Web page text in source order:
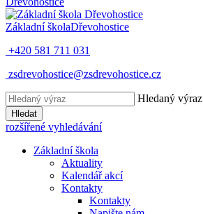
Základní školaDřevohostice
+420 581 711 031
zsdrevohostice@zsdrevohostice.cz
Hledaný výraz
Hledat
rozšířené vyhledávání
Základní škola
Aktuality
Kalendář akcí
Kontakty
Kontakty